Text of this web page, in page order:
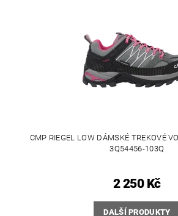
CMP RIEGEL LOW DÁMSKÉ TREKOVÉ
3Q54456-103Q
2 250 Kč
DALŠÍ PRODUKTY